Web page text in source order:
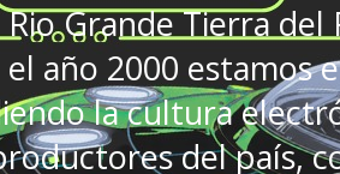
Rio Grande Tierra
el año 2000 estamos
la cultura
del país,